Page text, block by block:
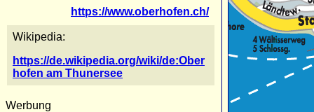
https://www.oberhofen.ch/
Wikipedia:
https://de.wikipedia.org/wiki/de:Ober
hofen am Thunersee
Werbung